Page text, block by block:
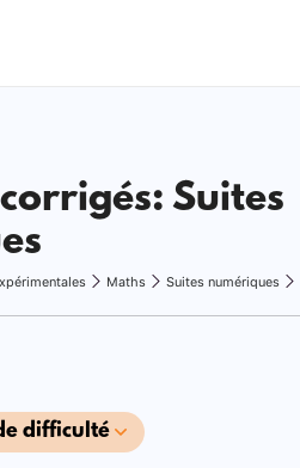
Suites
Maths Suites numériques
difficulté